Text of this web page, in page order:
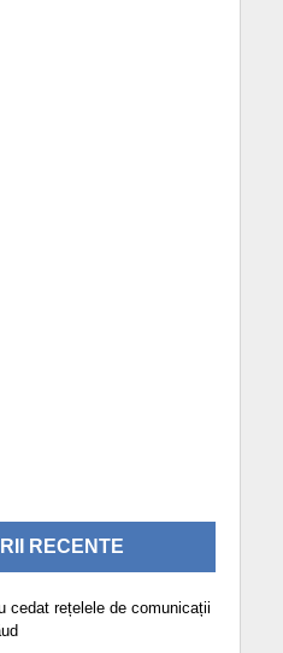
RECENTE
cedat rețelele de comunicații